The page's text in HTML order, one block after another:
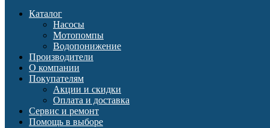
Каталог
Насосы
Мотопомпы
Водопонижение
Производители
О компании
Покупателям
Акции и скидки
Оплата и доставка
Сервис и ремонт
Помощь в выборе